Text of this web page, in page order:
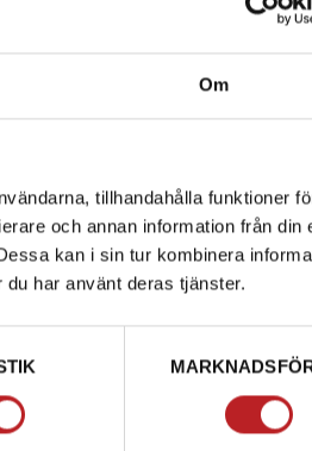
Om
tillhandahålla funktioner
och annan information från din
kan i sin tur kombinera
har använt deras tjänster.